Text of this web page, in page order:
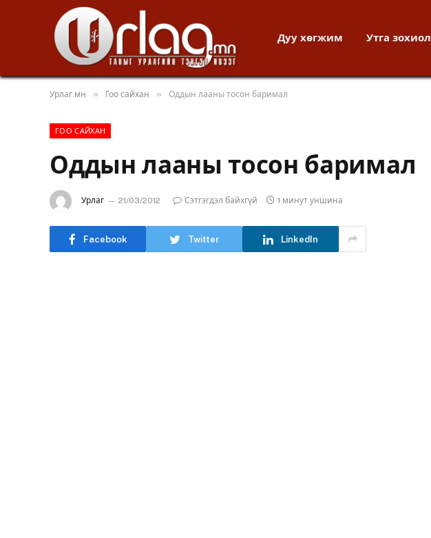
Дуу хөгжим Утга зохиол
Урлаг.мн » Гоо сайхан » Оддын лааны тосон баримал
ГОО САЙХАН
Оддын лааны тосон баримал
Урлаг 21/03/2012 Сэтгэгдэл байхгүй 1 минут уншина
Facebook Twitter LinkedIn